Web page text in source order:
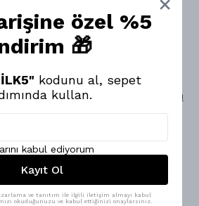
Loop Dokuma
Yorum
Yap
yapılmamış.
özel %5
🎁
İLK5" kodunu al, sepet
kullan.
kabul ediyorum
Kayıt Ol
ve tanıtım ile ilgili iletişim almayı kabul
okuduğunuzu ve kabul ettiğinizi onaylarsınız.